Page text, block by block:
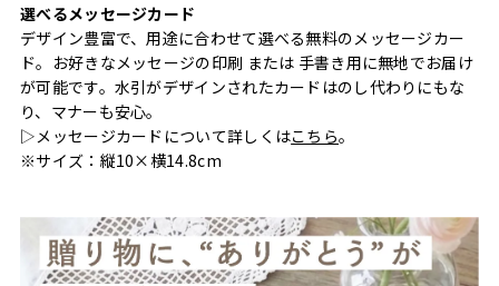
選べるメッセージカード
デザイン豊富で、用途に合わせて選べる無料のメッセージカー
ド。お好きなメッセージの印刷 または 手書き用に無地でお届け
が可能です。水引がデザインされたカードはのし代わりにもな
り、マナーも安心。
▷メッセージカードについて詳しくはこちら。
※サイズ：縦10×横14.8cm